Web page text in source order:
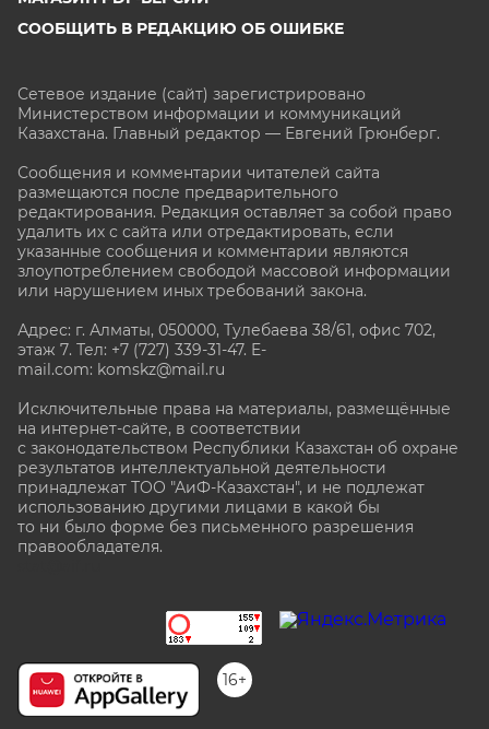
СООБЩИТЬ В РЕДАКЦИЮ ОБ ОШИБКЕ
Сетевое издание (сайт) зарегистрировано
Министерством информации и коммуникаций
Казахстана. Главный редактор — Евгений Грюнберг.
Сообщения и комментарии читателей сайта
размещаются после предварительного
редактирования. Редакция оставляет за собой право
удалить их с сайта или отредактировать, если
указанные сообщения и комментарии являются
злоупотреблением свободой массовой информации
или нарушением иных требований закона.
Адрес: г. Алматы, 050000, Тулебаева 38/61, офис 702,
этаж 7. Тел: +7 (727) 339-31-47. E-
mail.com: komskz@mail.ru
Исключительные права на материалы, размещённые
на интернет-сайте, в соответствии
с законодательством Республики Казахстан об охране
результатов интеллектуальной деятельности
принадлежат ТОО "АиФ-Казахстан", и не подлежат
использованию другими лицами в какой бы
то ни было форме без письменного разрешения
правообладателя.
16+